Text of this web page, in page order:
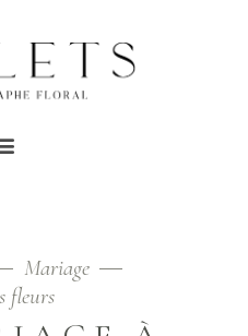
Mariage
fleurs